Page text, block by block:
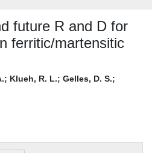
future R and D for
ferritic/martensitic
; Klueh, R. L.; Gelles, D. S.;